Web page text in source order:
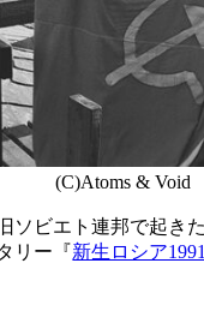
(C)Atoms & Void
ソビエト連邦で起き
リー『新生ロシア1991